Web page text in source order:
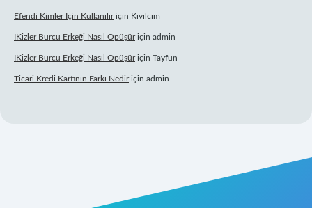
Efendi Kimler Için Kullanılıriçin Kıvılcım
İKizler Burcu Erkeği Nasıl Öpüşüriçin admin
İKizler Burcu Erkeği Nasıl Öpüşüriçin Tayfun
Ticari Kredi Kartının Farkı Nediriçin admin